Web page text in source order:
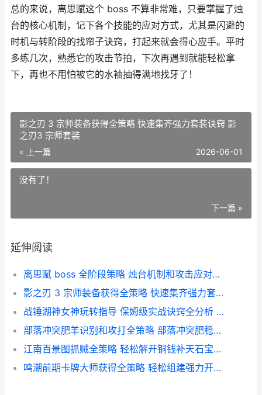
总的来说，离思赋这个 boss 不算非常难，只要掌握了烛
台的核心机制，记下各个技能的应对方式，尤其是闪避的
时机与转阶段的找帘子诀窍，打起来就会得心应手。平时
多练几次，熟悉它的攻击节拍，下次再遇到就能轻松拿
下，再也不用怕被它的水袖抽得满地找牙了！
影之刃 3 宗师装备获得全策略 快速集齐强力套装诀窍 影
之刃3 宗师套装
« 上一篇 2026-06-01
没有了！
下一篇 »
延伸阅读
离思赋 boss 全阶段策略 烛台机制和攻击应对诀窍 离思原文及翻译赏析
影之刃 3 宗师装备获得全策略 快速集齐强力套装诀窍 影之刃3 宗师套装
战锤湖神女神玩转指导 保姆级实战诀窍全分析 战锤湖神女神玩什么职业
部落冲突肥羊识别和攻打全策略 部落冲突肥稳解说
江南百景图抓贼全策略 轻松解开铜钱补天石宝典 江南百景图抓人
鸣潮前期卡牌大师获得全策略 轻松组建强力开荒卡组 潮鸣出现的集数